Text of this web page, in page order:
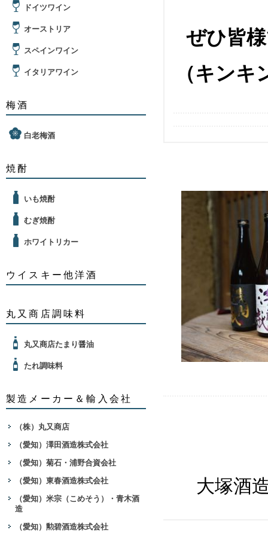
ドイツワイン
オーストリア
スペインワイン
イタリアワイン
梅酒
白老梅酒
焼酎
いも焼酎
むぎ焼酎
ホワイトリカー
ウイスキー他洋酒
丸又商店調味料
丸又商店たまり醤油
たれ調味料
製造メーカー＆輸入会社
（株）丸又商店
（愛知）澤田酒造株式会社
（愛知）菊石・浦野合資会社
（愛知）東春酒造株式会社
（愛知）米宗（こめそう）・青木酒
造
（愛知）勲碧酒造株式会社
ぜひ皆
（キン
大塚酒